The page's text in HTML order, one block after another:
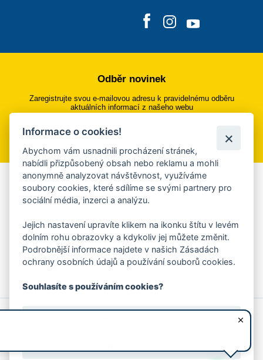
Odběr novinek
Zaregistrujte svou e-mailovou adresu k pravidelnému odběru
aktuálních informací z našeho webu
Přihlásit se k odběru
Aplikace Mobilní rozhlas
Chcete dostávat do svého mobilu či mailu upozornění na
ankety, pozvánky na kulturní a sportovní akce?
Více informací o aplikaci
© 2026 Magistrát města Zlína
Prohlášení o používání cookies
Informace o cookies!
Abychom vám usnadnili procházení stránek,
nabídli přizpůsobený obsah nebo reklamu a mohli
anonymně analyzovat návštěvnost, využíváme
soubory cookies, které sdílíme se svými partnery pro
sociální média, inzerci a analýzu.
Jejich nastavení upravíte klikem na ikonku štítu v levém
dolním rohu obrazovky a kdykoliv jej můžete změnit.
Podrobnější informace najdete v našich Zásadách
ochrany osobních údajů a používání souborů cookies.
Souhlasíte s používáním cookies?